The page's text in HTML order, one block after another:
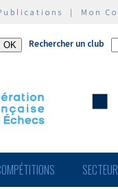
| Mon
Rechercher un club